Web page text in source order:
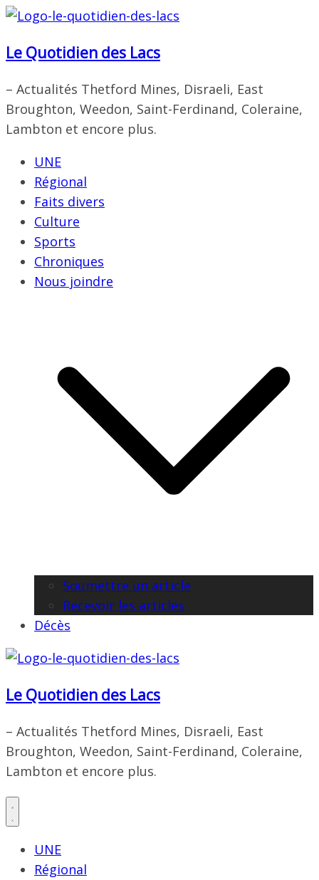
Passer
contenu
Le Quotidien des Lacs
– Actualités Thetford Mines, Disraeli, East
Broughton, Weedon, Saint-Ferdinand, Coleraine,
Lambton et encore plus.
UNE
Régional
Faits divers
Culture
Sports
Chroniques
Nous joindre
Soumettre un article
Recevoir les articles
Décès
Le Quotidien des Lacs
– Actualités Thetford Mines, Disraeli, East
Broughton, Weedon, Saint-Ferdinand, Coleraine,
Lambton et encore plus.
UNE
Régional